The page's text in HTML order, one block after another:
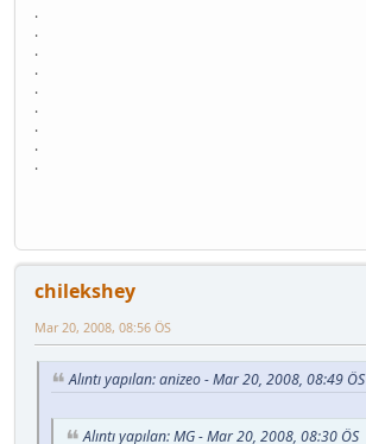
.
.
.
.
.
.
.
.
.
chilekshey
Mar 20, 2008, 08:56 ÖS
Alıntı yapılan: anizeo - Mar 20, 2008, 08:49 ÖS
Alıntı yapılan: MG - Mar 20, 2008, 08:30 ÖS